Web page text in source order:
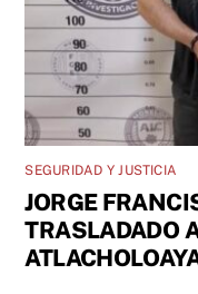
SEGURIDAD Y JUSTICIA
JORGE
TRASLADADO